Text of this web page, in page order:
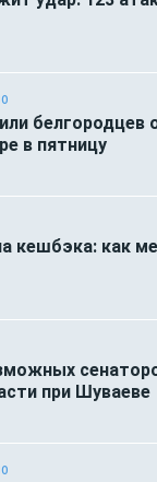
белгородцев
в пятницу
кешбэка: как
при Шуваеве